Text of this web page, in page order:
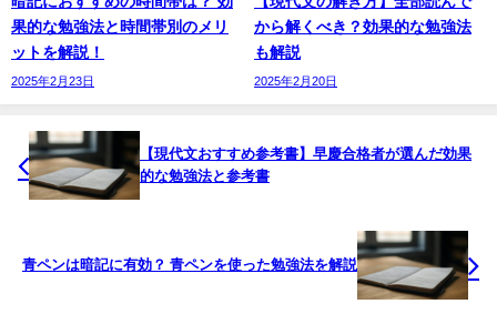
果的な勉強法と時間帯別のメリ
ットを解説！
2025年2月23日
から解くべき？効果的な勉強法
も解説
2025年2月20日
【現代文おすすめ参考書】早慶合格者が選んだ効果
的な勉強法と参考書
青ペンは暗記に有効？ 青ペンを使った勉強法を解説